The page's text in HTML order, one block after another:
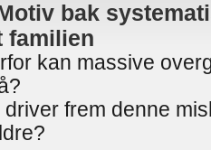
bak
familien
kan massive
driver frem denne